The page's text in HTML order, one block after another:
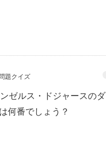
題クイズ
ゼルス・ドジャースのダ
何番でしょう？